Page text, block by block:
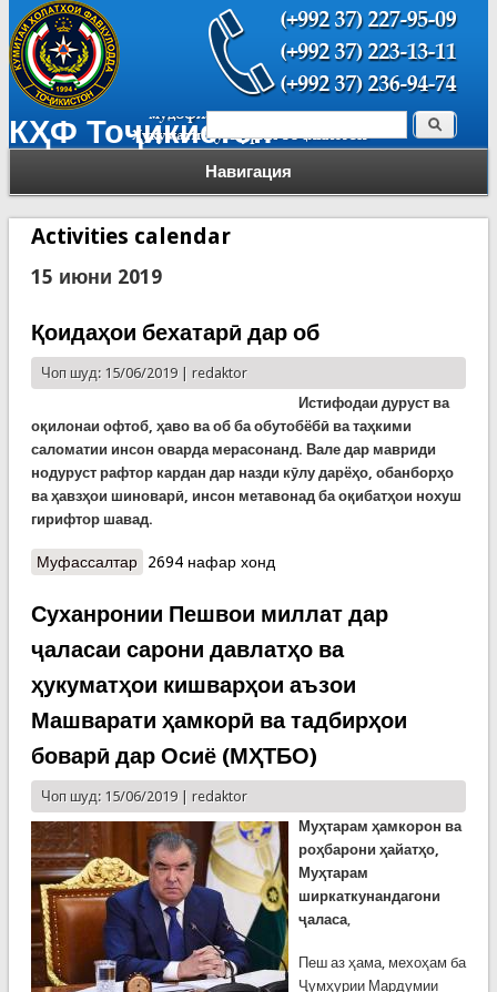
КҲФ Тоҷикистон
Навигация
Форма поиска Поиск
Activities calendar
15 июни 2019
Қоидаҳои бехатарӣ дар об
Чоп шуд: 15/06/2019 | redaktor
Истифодаи дуруства
оқилонаи офтоб, ҳаво ва об ба обутобёбӣ ватаҳкими
саломатии инсон оварда мерасонанд. Вале дар мавриди
нодуруст рафтор кардан дар назди кӯлу дарёҳо, обанборҳо
ва ҳавзҳои шиноварӣ, инсон метавонад баоқибатҳои нохуш
гирифтор шавад.
Муфассалтаро Қоидаҳои бехатарӣ дар об
2694 нафар хонд
Суханронии Пешвои миллат дар
ҷаласаи сарони давлатҳо ва
ҳукуматҳои кишварҳои аъзои
Машварати ҳамкорӣ ва тадбирҳои
боварӣ дар Осиё (МҲТБО)
Чоп шуд: 15/06/2019 | redaktor
Муҳтарам ҳамкорон ва
роҳбарони ҳайатҳо,
Муҳтарам
ширкаткунандагони
ҷаласа,
Пеш аз ҳама, мехоҳам ба
Ҷумҳурии Мардумии